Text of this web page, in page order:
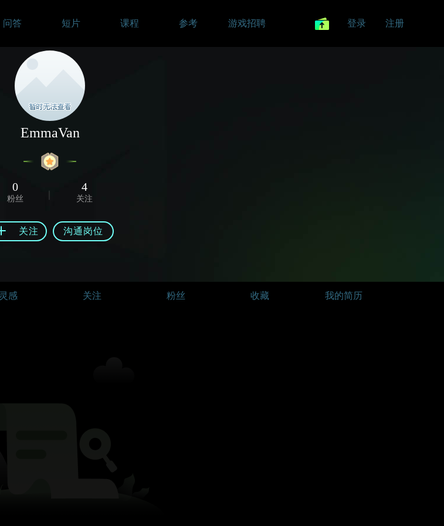
问答 短片 课程 参考 游戏招聘 登录 注册
EmmaVan
0
粉丝
4
关注
关注 沟通岗位
灵感 关注 粉丝 收藏 我的简历